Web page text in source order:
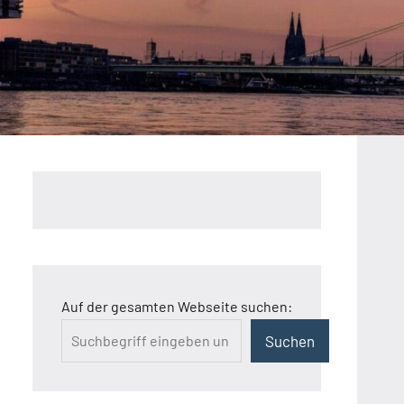
Auf der gesamten Webseite suchen:
Suchen